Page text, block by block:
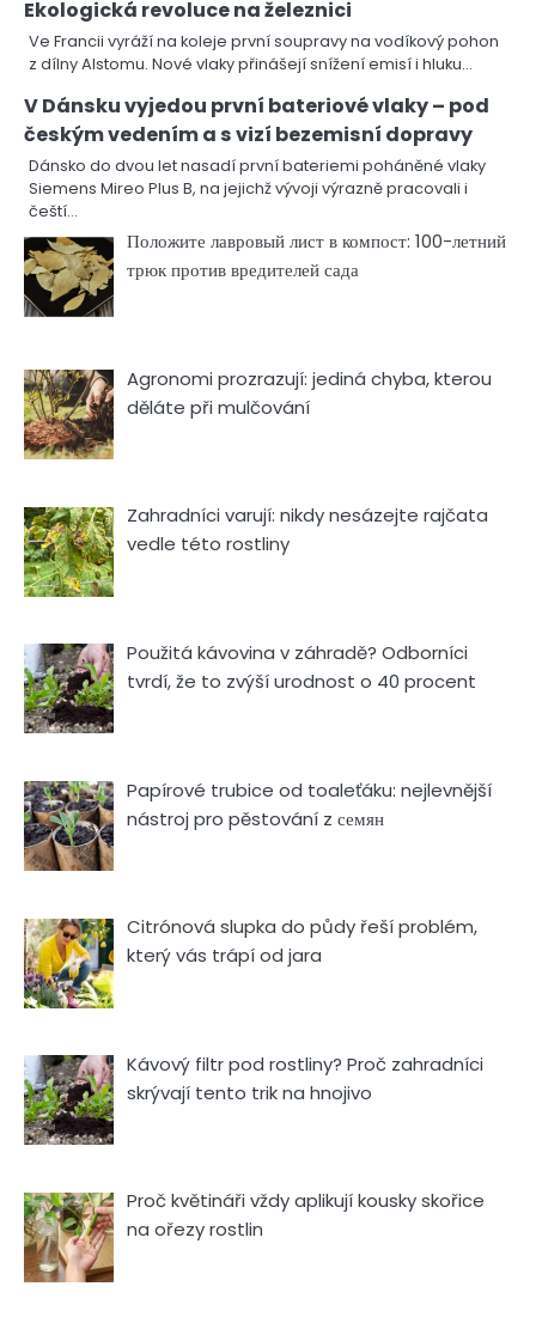
Ekologická revoluce na železnici
Ve Francii vyráží na koleje první soupravy na vodíkový pohon
z dílny Alstomu. Nové vlaky přinášejí snížení emisí i hluku…
V Dánsku vyjedou první bateriové vlaky – pod
českým vedením a s vizí bezemisní dopravy
Dánsko do dvou let nasadí první bateriemi poháněné vlaky
Siemens Mireo Plus B, na jejichž vývoji výrazně pracovali i
čeští…
Положите лавровый лист в компост: 100-летний
трюк против вредителей сада
Agronomi prozrazují: jediná chyba, kterou
děláte při mulčování
Zahradníci varují: nikdy nesázejte rajčata
vedle této rostliny
Použitá kávovina v záhradě? Odborníci
tvrdí, že to zvýší urodnost o 40 procent
Papírové trubice od toaleťáku: nejlevnější
nástroj pro pěstování z семян
Citrónová slupka do půdy řeší problém,
který vás trápí od jara
Kávový filtr pod rostliny? Proč zahradníci
skrývají tento trik na hnojivo
Proč květináři vždy aplikují kousky skořice
na ořezy rostlin